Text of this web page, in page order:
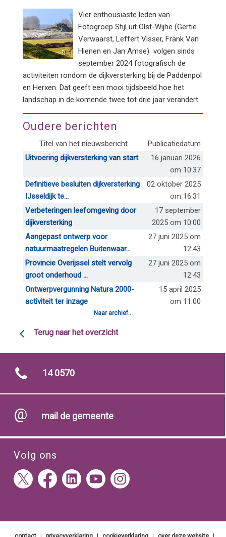
Vier enthousiaste leden van
Fotogroep Stijl uit Olst-Wijhe (Gertie
Verwaarst, Leffert Visser, Frank Van
Hienen en Jan Amse) volgen sinds
september 2024 fotografisch de
activiteiten rondom de dijkversterking bij de Paddenpol
en Herxen. Dat geeft een mooi tijdsbeeld hoe het
landschap in de komende twee tot drie jaar verandert.
Oudere berichten
Titel van het nieuwsbericht
Publicatiedatum
Uitvoering dijkversterking van start
16 januari 2026
om 10:37
Definitieve besluiten dijkversterking
IJsseldijk te...
02 oktober 2025
om 16:31
Verbeteringen leefomgeving door
dijkversterking
17 september
2025 om 10:00
Aangepast ontwerp voor
natuurmaatregelen Buitenwaar...
27 juni 2025 om
12:43
Provincie Overijssel stelt vervolg
groot onderhoud ...
27 juni 2025 om
12:43
Ontwerpvergunning Natura 2000-
activiteit ter inzage
15 april 2025
om 11:00
Naar archief...
Terug naar het overzicht
14 0570
mail de gemeente
Volg ons